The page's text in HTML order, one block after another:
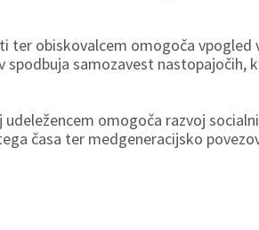
ter obiskovalcem omogoča vpogled
samozavest nastopajočih,
omogoča razvoj
časa ter medgeneracijsko